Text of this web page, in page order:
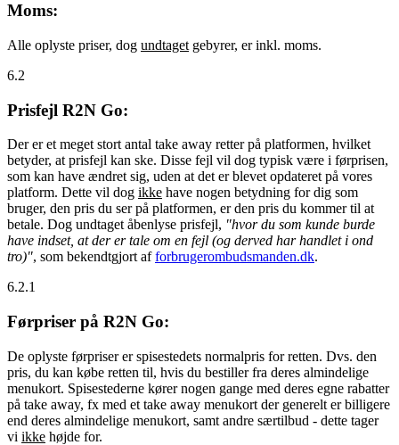
Moms:
Alle oplyste priser, dog undtaget gebyrer, er inkl. moms.
6.2
Prisfejl R2N Go:
Der er et meget stort antal take away retter på platformen, hvilket
betyder, at prisfejl kan ske. Disse fejl vil dog typisk være i førprisen,
som kan have ændret sig, uden at det er blevet opdateret på vores
platform. Dette vil dog ikke have nogen betydning for dig som
bruger, den pris du ser på platformen, er den pris du kommer til at
betale. Dog undtaget åbenlyse prisfejl, "hvor du som kunde burde
have indset, at der er tale om en fejl (og derved har handlet i ond
tro)", som bekendtgjort afforbrugerombudsmanden.dk.
6.2.1
Førpriser på R2N Go:
De oplyste førpriser er spisestedets normalpris for retten. Dvs. den
pris, du kan købe retten til, hvis du bestiller fra deres almindelige
menukort. Spisestederne kører nogen gange med deres egne rabatter
på take away, fx med et take away menukort der generelt er billigere
end deres almindelige menukort, samt andre særtilbud - dette tager
vi ikke højde for.